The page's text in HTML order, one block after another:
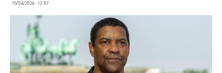
15/04/2026 • 13:07